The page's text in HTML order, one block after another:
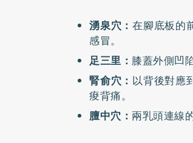
湧泉穴：在腳底板的
感冒。
足三里： 膝蓋外側凹
腎俞穴： 以背後對應
痠背痛。
膻中穴： 兩乳頭連線